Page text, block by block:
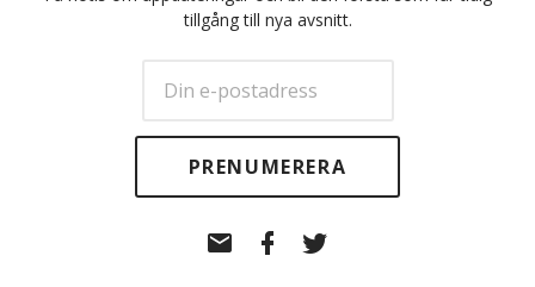
tillgång till nya avsnitt.
post
Facebook